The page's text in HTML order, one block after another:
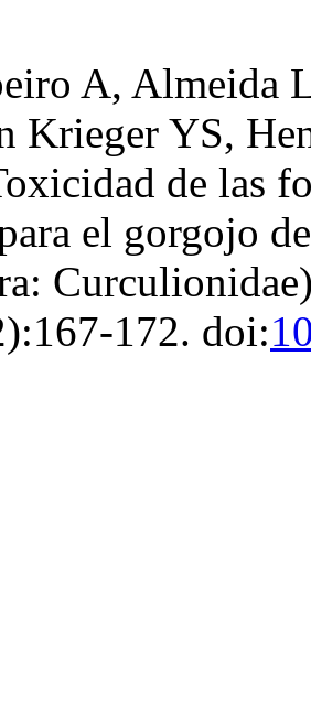
A, Almeida
Krieger YS,
de las
el gorgojo
172. doi: